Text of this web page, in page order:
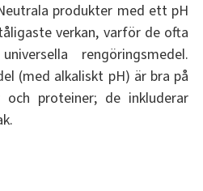
produkter med ett pH
verkan, varför de ofta
rengöringsmedel.
(med alkaliskt pH) är bra på
proteiner; de inkluderar